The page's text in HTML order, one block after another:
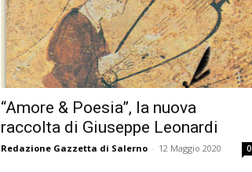
“Amore & Poesia”, la nuova
raccolta di Giuseppe Leonardi
Redazione Gazzetta di Salerno - 12 Maggio 2020 0